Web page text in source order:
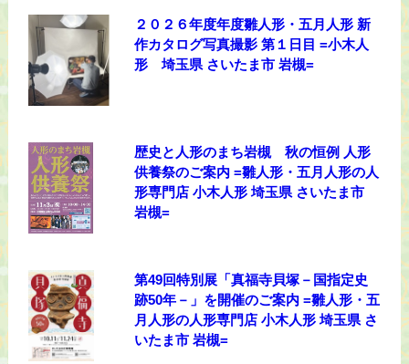
２０２６年度年度雛人形・五月人形 新
作カタログ写真撮影 第１日目 =小木人
形 埼玉県 さいたま市 岩槻=
歴史と人形のまち岩槻 秋の恒例 人形
供養祭のご案内 =雛人形・五月人形の人
形専門店 小木人形 埼玉県 さいたま市
岩槻=
第49回特別展「真福寺貝塚－国指定史
跡50年－」を開催のご案内 =雛人形・五
月人形の人形専門店 小木人形 埼玉県 さ
いたま市 岩槻=